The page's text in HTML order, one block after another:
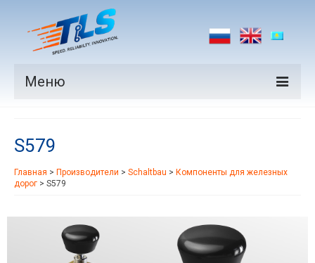
Меню
Производители
Рынки
Контакты
S579
Главная > Производители > Schaltbau > Компоненты для железных
дорог > S579